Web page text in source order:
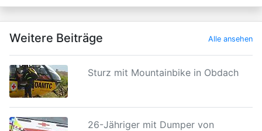
Weitere Beiträge Alle ansehen
Sturz mit Mountainbike in Obdach
26-Jähriger mit Dumper von